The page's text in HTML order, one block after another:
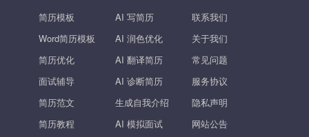
简历模板
Word简历模板
简历优化
面试辅导
简历范文
简历教程
AI 写简历
AI 润色优化
AI 翻译简历
AI 诊断简历
生成自我介绍
AI 模拟面试
联系我们
关于我们
常见问题
服务协议
隐私声明
网站公告